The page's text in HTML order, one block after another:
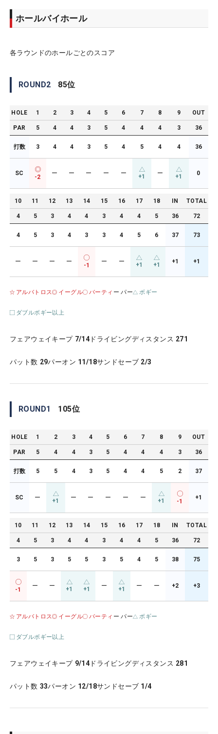
ホールバイホール
各ラウンドのホールごとのスコア
ROUND2 85位
HOLE 1 2 3 4 5 6 7 8 9 OUT
PAR 5 4 4 3 5 4 4 4 3 36
打数 3 4 4 3 5 4 5 4 4 36
SC
-2
ー ー ー ー ー +1 ー +1 0
10 11 12 13 14 15 16 17 18 IN TOTAL
4 5 3 4 4 3 4 4 5 36 72
4 5 3 4 3 3 4 5 6 37 73
ー ー ー ー
-1
ー ー +1 +1 +1 +1
アルバトロス イーグル バーティ ー パー ボギー
ダブルボギー以上
フェアウェイキープ 7/14 ドライビングディスタンス 271
パット数 29パーオン 11/18サンドセーブ 2/3
ROUND1 105位
HOLE 1 2 3 4 5 6 7 8 9 OUT
PAR 5 4 4 3 5 4 4 4 3 36
打数 5 5 4 3 5 4 4 5 2 37
SC ー +1 ー ー ー ー ー +1 -1
+1
10 11 12 13 14 15 16 17 18 IN TOTAL
4 5 3 4 4 3 4 4 5 36 72
3 5 3 5 5 3 5 4 5 38 75
-1
ー ー +1 +1 ー +1 ー ー +2 +3
アルバトロス イーグル バーティ ー パー ボギー
ダブルボギー以上
フェアウェイキープ 9/14 ドライビングディスタンス 281
パット数 33パーオン 12/18サンドセーブ 1/4